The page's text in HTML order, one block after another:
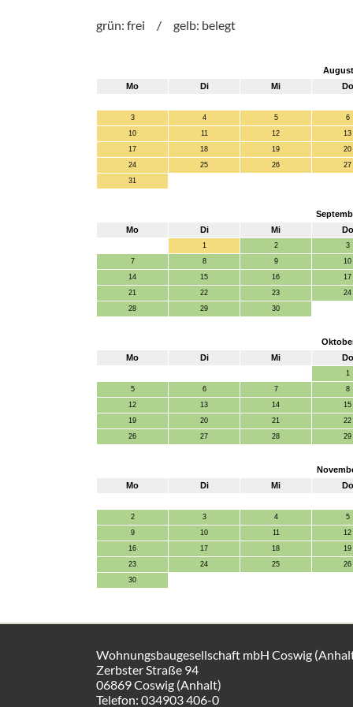
grün: frei / gelb: belegt
Mo
Di Mi Do
3
4 5 6
10
11 12 13
17
18 19 20
24
25 26 27
31
Mo
Di Mi Do
1 2 3
7
8 9 10
14
15 16 17
21
22 23 24
28
29 30
Mo
Di Mi Do
1
5
6 7 8
12
13 14 15
19
20 21 22
26
27 28 29
Mo
Di Mi Do
2
3 4 5
9
10 11 12
16
17 18 19
23
24 25 26
30
Wohnungsbaugesellschaft mbH Coswig
Zerbster Straße 94
06869 Coswig (Anhalt)
Telefon: 034903 406-0